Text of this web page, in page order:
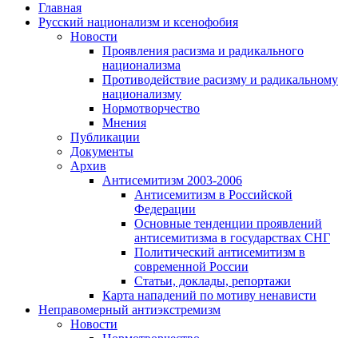
Главная
Русский национализм и ксенофобия
Новости
Проявления расизма и радикального
национализма
Противодействие расизму и радикальному
национализму
Нормотворчество
Мнения
Публикации
Документы
Архив
Антисемитизм 2003-2006
Антисемитизм в Российской
Федерации
Основные тенденции проявлений
антисемитизма в государствах СНГ
Политический антисемитизм в
современной России
Статьи, доклады, репортажи
Карта нападений по мотиву ненависти
Неправомерный антиэкстремизм
Новости